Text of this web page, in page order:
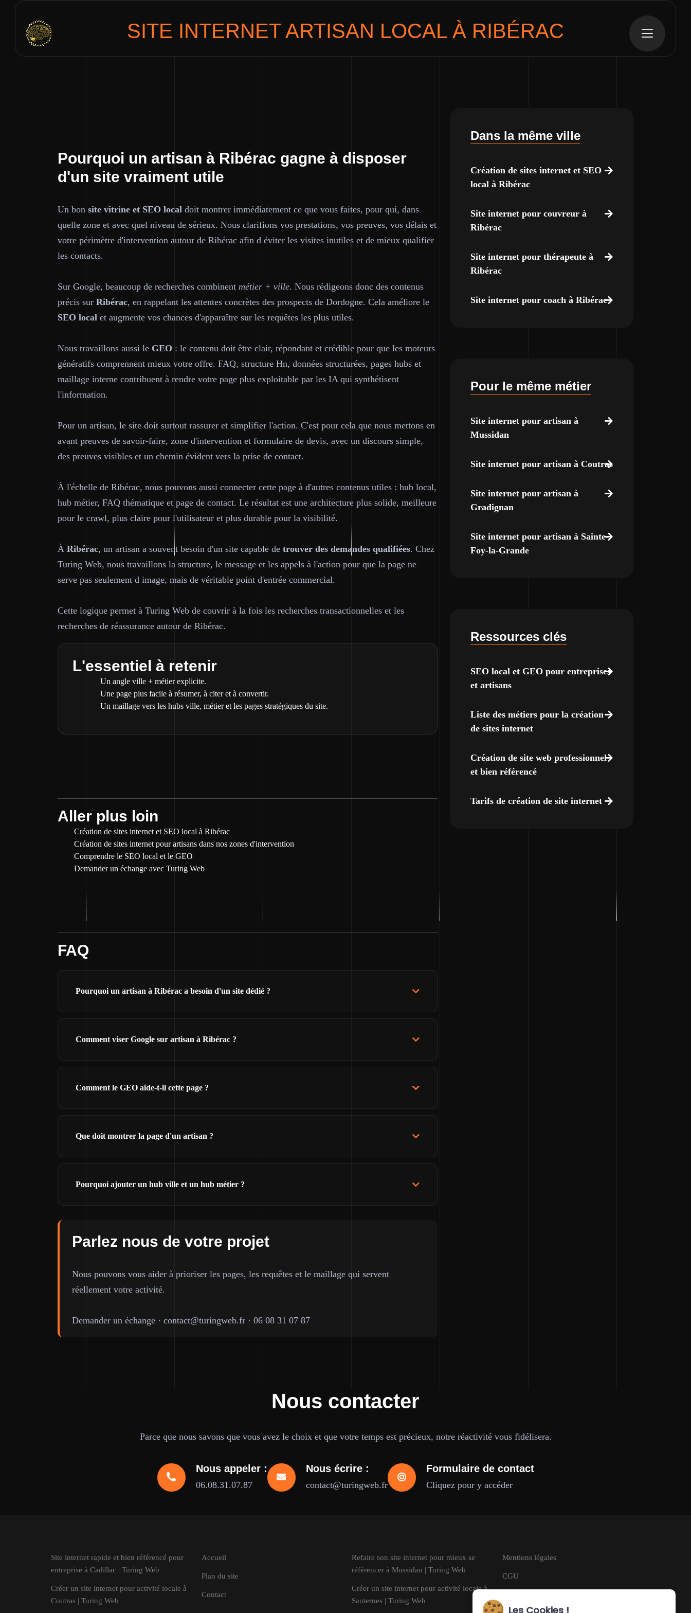
SITE INTERNETARTISAN LOCAL À RIBÉRAC
Pourquoi un artisan à Ribérac gagne à disposer
d'un site vraiment utile
Un bon site vitrine et SEO local doit montrer immédiatement ce que vous faites, pour qui, dans
quelle zone et avec quel niveau de sérieux. Nous clarifions vos prestations, vos preuves, vos délais et
votre périmètre d'intervention autour de Ribérac afin d éviter les visites inutiles et de mieux qualifier
les contacts.
Sur Google, beaucoup de recherches combinent métier + ville. Nous rédigeons donc des contenus
précis sur Ribérac, en rappelant les attentes concrètes des prospects de Dordogne. Cela améliore le
SEO local et augmente vos chances d'apparaître sur les requêtes les plus utiles.
Nous travaillons aussi le GEO : le contenu doit être clair, répondant et crédible pour que les moteurs
génératifs comprennent mieux votre offre. FAQ, structure Hn, données structurées, pages hubs et
maillage interne contribuent à rendre votre page plus exploitable par les IA qui synthétisent
l'information.
Pour un artisan, le site doit surtout rassurer et simplifier l'action. C'est pour cela que nous mettons en
avant preuves de savoir-faire, zone d'intervention et formulaire de devis, avec un discours simple,
des preuves visibles et un chemin évident vers la prise de contact.
À l'échelle de Ribérac, nous pouvons aussi connecter cette page à d'autres contenus utiles : hub local,
hub métier, FAQ thématique et page de contact. Le résultat est une architecture plus solide, meilleure
pour le crawl, plus claire pour l'utilisateur et plus durable pour la visibilité.
À Ribérac, un artisan a souvent besoin d'un site capable de trouver des demandes qualifiées. Chez
Turing Web, nous travaillons la structure, le message et les appels à l'action pour que la page ne
serve pas seulement d image, mais de véritable point d'entrée commercial.
Cette logique permet à Turing Web de couvrir à la fois les recherches transactionnelles et les
recherches de réassurance autour de Ribérac.
L'essentiel à retenir
Un angle ville + métier explicite.
Une page plus facile à résumer, à citer et à convertir.
Un maillage vers les hubs ville, métier et les pages stratégiques du site.
Aller plus loin
Création de sites internet et SEO local à Ribérac
Création de sites internet pour artisans dans nos zones d'intervention
Comprendre le SEO local et le GEO
Demander un échange avec Turing Web
FAQ
Pourquoi un artisan à Ribérac a besoin d'un site dédié ?
Comment viser Google sur artisan à Ribérac ?
Comment le GEO aide-t-il cette page ?
Que doit montrer la page d'un artisan ?
Pourquoi ajouter un hub ville et un hub métier ?
Parlez nous de votre projet
Nous pouvons vous aider à prioriser les pages, les requêtes et le maillage qui servent
réellement votre activité.
Demander un échange · contact@turingweb.fr · 06 08 31 07 87
Dans la même ville
Création de sites internet et SEO
local à Ribérac
Site internet pour couvreur à
Ribérac
Site internet pour thérapeute à
Ribérac
Site internet pour coach à Ribérac
Pour le même métier
Site internet pour artisan à
Mussidan
Site internet pour artisan à Coutras
Site internet pour artisan à
Gradignan
Site internet pour artisan à Sainte-
Foy-la-Grande
Ressources clés
SEO local et GEO pour entreprises
et artisans
Liste des métiers pour la création
de sites internet
Création de site web professionnel
et bien référencé
Tarifs de création de site internet
Nous contacter
Parce que nous savons que vous avez le choix et que votre temps est précieux, notre réactivité vous fidélisera.
Nous appeler :
06.08.31.07.87
Nous écrire :
contact@turingweb.fr
Formulaire de contact
Cliquez pour y accéder
Site internet rapide et bien référencé pour
entreprise à Cadillac | Turing Web
Créer un site internet pour activité locale à
Coutras | Turing Web
Accueil
Plan du site
Contact
Refaire son site internet pour mieux se
référencer à Mussidan | Turing Web
Créer un site internet pour activité locale à
Sauternes | Turing Web
Mentions légales
CGU
Les Cookies !